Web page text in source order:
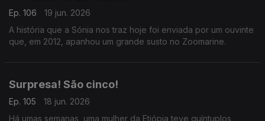
Ep. 106
19 jun. 2026
A história que a Sónia nos traz hoje foi enviada por um ouvinte
que, em 2012, apanhou um grande susto no Zoomarine.
Surpresa! São cinco!
Ep. 105
18 jun. 2026
Há umas semanas, uma mulher da Etiópia teve quíntuplos,